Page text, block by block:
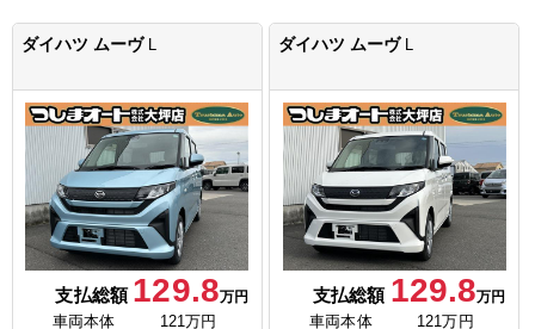
ダイハツ ムーヴ L
支払総額 129.8万円
車両本体
121万円
ダイハツ ムーヴ L
支払総額 129.8万円
車両本体
121万円